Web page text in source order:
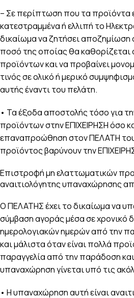
– Σε περίπτωση που τα προϊόντα
κατεστραμμένα ή ελλιπή το
δικαίωμα να ζητήσει αποζημίωση
ποσό της οποίας θα
προϊόντων και να προβαίνει
τινός σε ολικό ή μερικό
αυτής έναντι του πελάτη.
• Τα έξοδα αποστολής τόσο για
προϊόντων στην ΕΠΙΧΕΙΡΗΣΗ όσο
επαναπροώθηση στον ΠΕΛΑΤΗ του
προϊόντος βαρύνουν την
Επιστροφή μη ελαττωματικών
αναιτιολόγητης υπαναχώρησης
Ο ΠΕΛΑΤΗΣ έχει το δικαίωμα να
σύμβαση αγοράς μέσα σε χρονικό
ημερολογιακών ημερών από την
και μάλιστα όταν είναι πολλά
παραγγελία από την παράδοση
υπαναχώρηση γίνεται υπό τις
• Η υπαναχώρηση αυτή είναι